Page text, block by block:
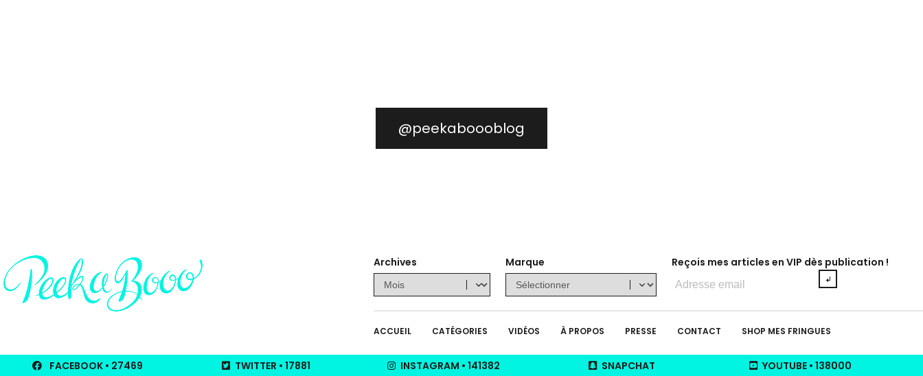
@peekaboooblog
Archives Marque
Reçois mes articles en VIP dès publication !
Adresse
e-
ACCUEIL CATÉGORIES VIDÉOS À PROPOS PRESSE CONTACT SHOP MES FRINGUES
FACEBOOK • 27469 TWITTER • 17881 INSTAGRAM •141382 SNAPCHAT YOUTUBE• 138000